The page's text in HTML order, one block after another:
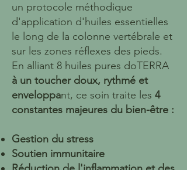
un protocole méthodique
d'application d'huiles essentielles
le long de la colonne vertébrale et
sur les zones réflexes des pieds.
En alliant 8 huiles pures doTERRA
à un toucher doux, rythmé et
enveloppant, ce soin traite les 4
constantes majeures du bien-être :
Gestion du stress
Soutien immunitaire